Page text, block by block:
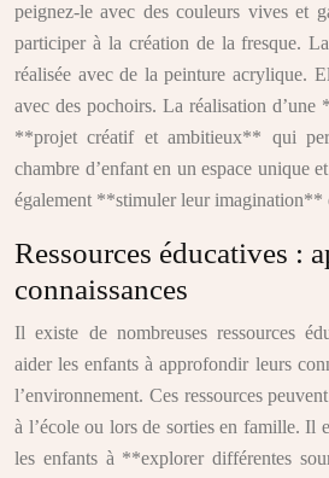
peignez-le avec des couleurs vives et
participer à la création de la fresque.
réalisée avec de la peinture acrylique.
avec des pochoirs. La réalisation
**projet créatif et ambitieux** qui
chambre d’enfant en un espace unique
également **stimuler leur
Ressources éducatives :
connaissances
Il existe de nombreuses ressources
aider les enfants à approfondir leurs
l’environnement. Ces ressources
à l’école ou lors de sorties en famille. Il
les enfants à **explorer différentes